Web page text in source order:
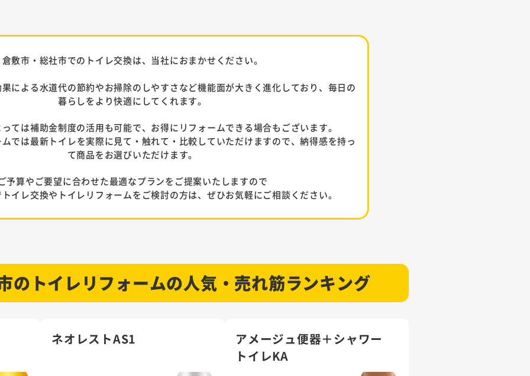
倉敷市・総社市でのトイレ交換は、当社におまかせください。
による水道代の節約やお掃除のしやすさなど機能面が大きく進化しており、毎日の
暮らしをより快適にしてくれます。
ては補助金制度の活用も可能で、お得にリフォームできる場合もございます。
では最新トイレを実際に見て・触れて・比較していただけますので、納得感を持っ
て商品をお選びいただけます。
予算やご要望に合わせた最適なプランをご提案いたしますので
イレ交換やトイレリフォームをご検討の方は、ぜひお気軽にご相談ください。
の トイレリフォームの人気・売れ筋ランキング
ネオレストAS1
アメージュ便器＋シャワー
トイレKA